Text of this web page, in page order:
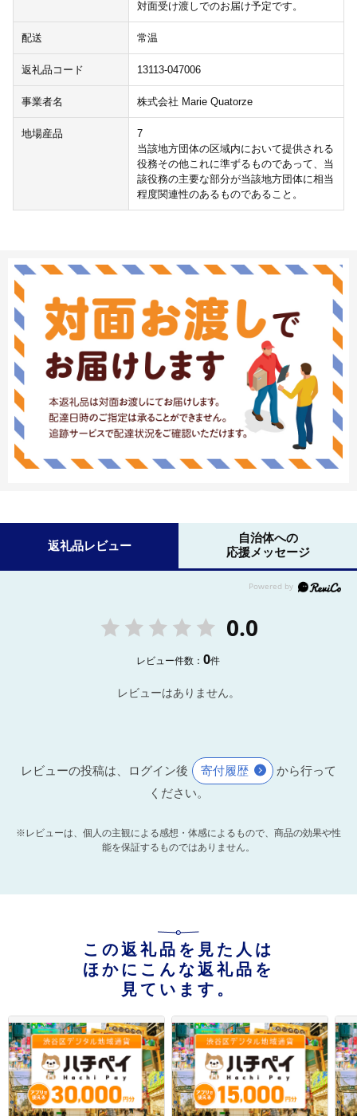
対面受け渡しでのお届け予定です。
配送 常温
返礼品コード 13113-047006
事業者名 株式会社 Marie Quatorze
地場産品
7
当該地方団体の区域内において提供される
役務その他これに準ずるものであって、当
該役務の主要な部分が当該地方団体に相当
程度関連性のあるものであること。
返礼品レビュー
自治体への
応援メッセージ
0.0
レビュー件数：0件
レビューはありません。
レビューの投稿は、ログイン後 寄付履歴
から行って
ください。
※レビューは、個人の主観による感想・体感によるもので、商品の効果や性
能を保証するものではありません。
この返礼品を見た人は
ほかにこんな返礼品を
見ています。